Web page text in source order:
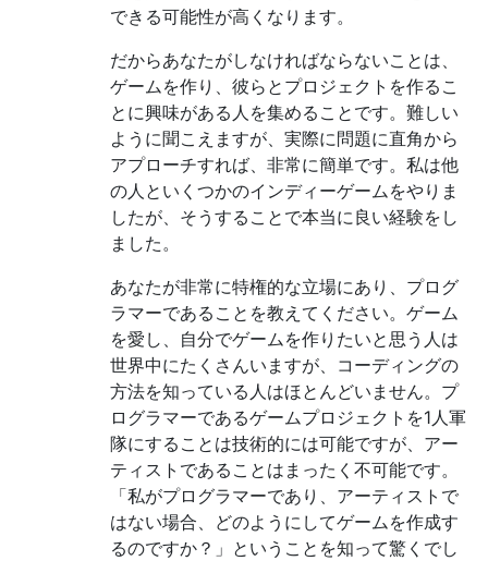
できる可能性が高くなります。
だからあなたがしなければならないことは、
ゲームを作り、彼らとプロジェクトを作るこ
とに興味がある人を集めることです。難しい
ように聞こえますが、実際に問題に直角から
アプローチすれば、非常に簡単です。私は他
の人といくつかのインディーゲームをやりま
したが、そうすることで本当に良い経験をし
ました。
あなたが非常に特権的な立場にあり、プログ
ラマーであることを教えてください。ゲーム
を愛し、自分でゲームを作りたいと思う人は
世界中にたくさんいますが、コーディングの
方法を知っている人はほとんどいません。プ
ログラマーであるゲームプロジェクトを1人軍
隊にすることは技術的には可能ですが、アー
ティストであることはまったく不可能です。
「私がプログラマーであり、アーティストで
はない場合、どのようにしてゲームを作成す
るのですか？」ということを知って驚くでし